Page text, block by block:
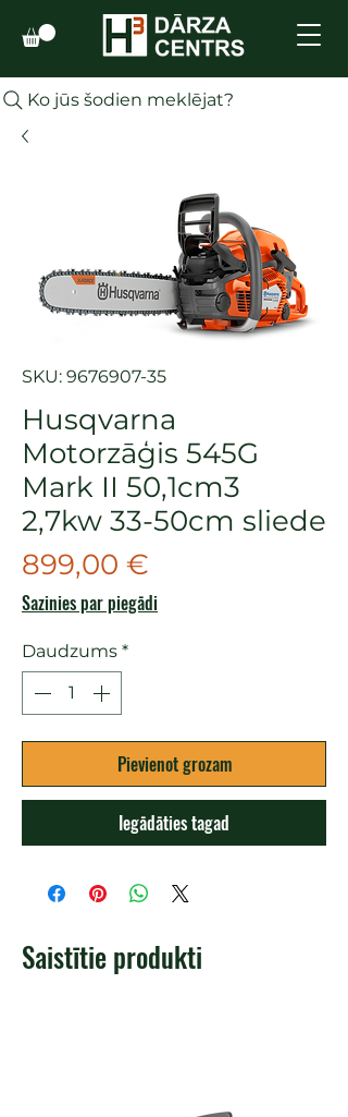
Ko jūs šodien meklējat?
SKU: 9676907-35
Husqvarna
Motorzāģis 545G
Mark II 50,1cm3
2,7kw 33-50cm sliede
899,00 €
Sazinies par piegādi
Daudzums *
Pievienot grozam
Iegādāties tagad
Saistītie produkti